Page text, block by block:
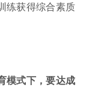
练获得综合素质
模式下，要达成